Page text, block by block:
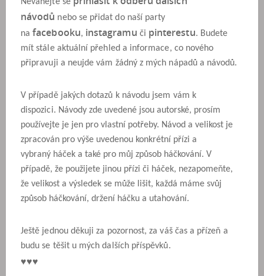
návodů nebo se přidat do naší party
nafacebooku, instagramu či pinterestu. Budete
mít stále aktuální přehled a informace, co nového
připravuji a neujde vám žádný z mých nápadů a návodů.
V případě jakých dotazů k návodu jsem vám k
dispozici. Návody zde uvedené jsou autorské, prosím
používejte je jen pro vlastní potřeby. Návod a velikost je
zpracován pro výše uvedenou konkrétní přízi a
vybraný háček a také pro můj způsob háčkování. V
případě, že použijete jinou přízi či háček, nezapomeňte,
že velikost a výsledek se může lišit, každá máme svůj
způsob háčkování, držení háčku a utahování.
Ještě jednou děkuji za pozornost, za váš čas a přízeň a
budu se těšit u mých dalších příspěvků.
♥♥♥